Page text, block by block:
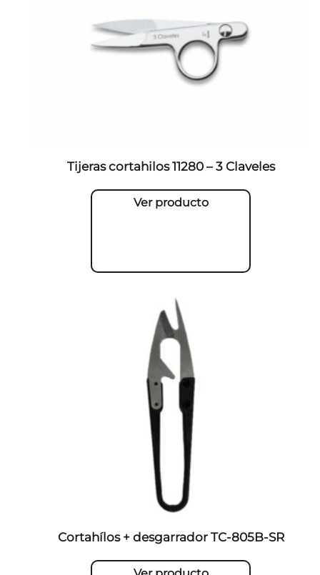
Tijeras cortahilos 11280 – 3 Claveles
Ver producto
Cortahílos + desgarrador TC-805B-SR